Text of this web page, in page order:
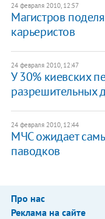
24 февраля 2010, 12:57
Магистров
карьеристов
24 февраля 2010, 12:47
У 30% киевских
разрешительных
24 февраля 2010, 12:44
МЧС ожидает
паводков
Про нас
Реклама на сайте